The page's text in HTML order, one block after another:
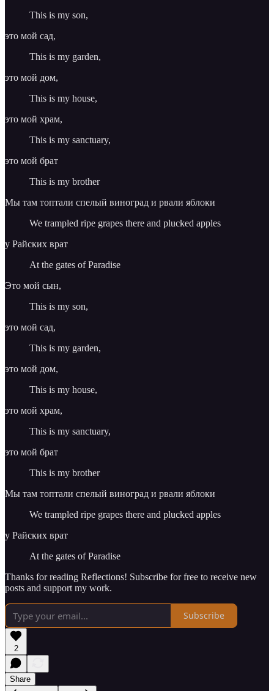
This is my son,
это мой сад,
This is my garden,
это мой дом,
This is my house,
это мой храм,
This is my sanctuary,
это мой брат
This is my brother
Мы там топтали спелый виноград и рвали яблоки
We trampled ripe grapes there and plucked apples
у Райских врат
At the gates of Paradise
Это мой сын,
This is my son,
это мой сад,
This is my garden,
это мой дом,
This is my house,
это мой храм,
This is my sanctuary,
это мой брат
This is my brother
Мы там топтали спелый виноград и рвали яблоки
We trampled ripe grapes there and plucked apples
у Райских врат
At the gates of Paradise
Thanks for reading Reflections! Subscribe for free to receive new
posts and support my work.
Subscribe
2
Share